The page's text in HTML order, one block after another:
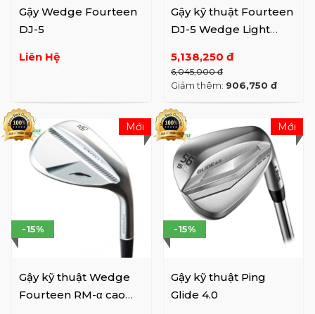
Gậy Wedge Fourteen
DJ-5
Liên Hệ
Gậy kỹ thuật Fourteen
DJ-5 Wedge Light
5,138,250 đ
6,045,000 đ
Giảm thêm: 906,750 đ
Gậy kỹ thuật Wedge
Fourteen RM-α cao
-15%
Mới
Gậy kỹ thuật Ping
Glide 4.0
-15%
Mới